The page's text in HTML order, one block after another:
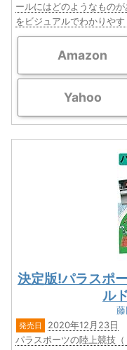
ールにはどのようなもの
をビジュアルでわかりやす
Amazon
Yahoo
決定版!パラスポ
ル
発売日
2020年12月23日
パラスポーツの陸上競技